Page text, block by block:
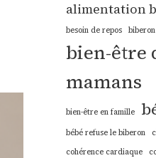
alimentation
besoin de repos
bien-être
mamans
bien-être en famille
bébé refuse le biberon
cohérence cardiaque